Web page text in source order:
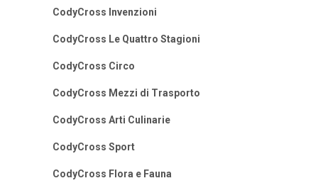
CodyCross Invenzioni
CodyCross Le Quattro Stagioni
CodyCross Circo
CodyCross Mezzi di Trasporto
CodyCross Arti Culinarie
CodyCross Sport
CodyCross Flora e Fauna